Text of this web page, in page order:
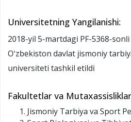
Universitetning Yangilanishi:
2018-yil 5-martdagi PF-5368-
Oʻzbekiston davlat jismoniy
universiteti tashkil etildi
Fakultetlar va
Jismoniy Tarbiya va Sport